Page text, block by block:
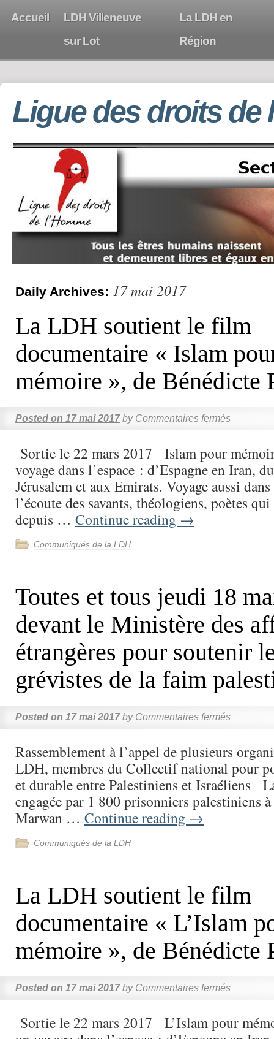
Accueil
LDH Villeneuve
sur Lot
La LDH en
Région
Ligue des droits de
Daily Archives: 17 mai 2017
La LDH soutient le film
documentaire « Islam
mémoire », de Bénédicte
Posted on 17 mai 2017 by Commentaires fermés
Sortie le 22 mars 2017 Islam pour
voyage dans l’espace : d’Espagne en Iran,
Jérusalem et aux Emirats. Voyage aussi
l’écoute des savants, théologiens, poètes
depuis … Continue reading →
Communiqués de la LDH
Toutes et tous jeudi 18
devant le Ministère des
étrangères pour soutenir
grévistes de la faim
Posted on 17 mai 2017 by Commentaires fermés
Rassemblement à l’appel de plusieurs
LDH, membres du Collectif national pour
et durable entre Palestiniens et Israéliens
engagée par 1 800 prisonniers palestiniens
Marwan … Continue reading →
Communiqués de la LDH
La LDH soutient le film
documentaire « L’Islam
mémoire », de Bénédicte
Posted on 17 mai 2017 by Commentaires fermés
Sortie le 22 mars 2017 L’Islam pour